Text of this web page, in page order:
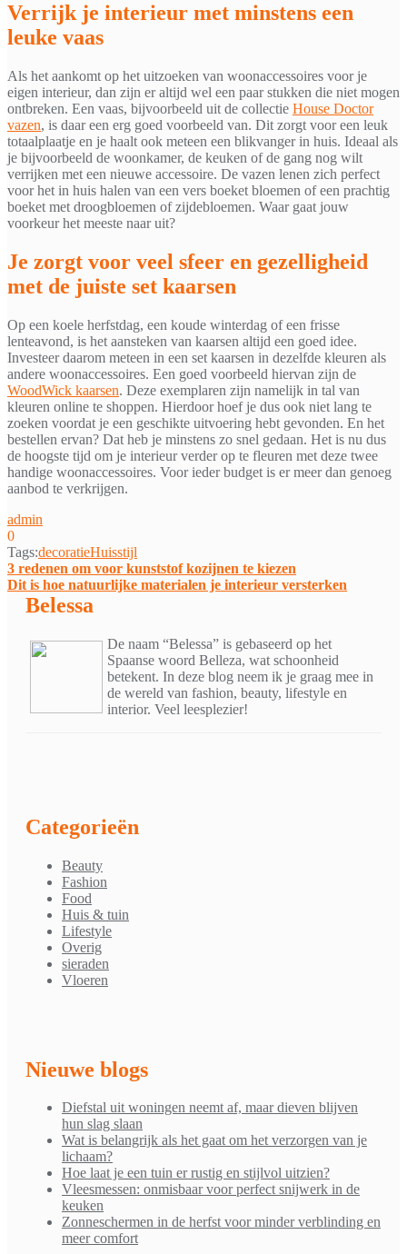
Verrijk je interieur met minstens een
leuke vaas
Als het aankomt op het uitzoeken van woonaccessoires voor je
eigen interieur, dan zijn er altijd wel een paar stukken die niet mogen
ontbreken. Een vaas, bijvoorbeeld uit de collectie House Doctor
vazen, is daar een erg goed voorbeeld van. Dit zorgt voor een leuk
totaalplaatje en je haalt ook meteen een blikvanger in huis. Ideaal als
je bijvoorbeeld de woonkamer, de keuken of de gang nog wilt
verrijken met een nieuwe accessoire. De vazen lenen zich perfect
voor het in huis halen van een vers boeket bloemen of een prachtig
boeket met droogbloemen of zijdebloemen. Waar gaat jouw
voorkeur het meeste naar uit?
Je zorgt voor veel sfeer en gezelligheid
met de juiste set kaarsen
Op een koele herfstdag, een koude winterdag of een frisse
lenteavond, is het aansteken van kaarsen altijd een goed idee.
Investeer daarom meteen in een set kaarsen in dezelfde kleuren als
andere woonaccessoires. Een goed voorbeeld hiervan zijn de
WoodWick kaarsen. Deze exemplaren zijn namelijk in tal van
kleuren online te shoppen. Hierdoor hoef je dus ook niet lang te
zoeken voordat je een geschikte uitvoering hebt gevonden. En het
bestellen ervan? Dat heb je minstens zo snel gedaan. Het is nu dus
de hoogste tijd om je interieur verder op te fleuren met deze twee
handige woonaccessoires. Voor ieder budget is er meer dan genoeg
aanbod te verkrijgen.
admin
0
Tags:decoratieHuisstijl
Bericht
navigatie
3 redenen om voor kunststof kozijnen te kiezen
Dit is hoe natuurlijke materialen je interieur versterken
Belessa
De naam “Belessa” is gebaseerd op het
Spaanse woord Belleza, wat schoonheid
betekent. In deze blog neem ik je graag mee in
de wereld van fashion, beauty, lifestyle en
interior. Veel leesplezier!
Categorieën
Beauty
Fashion
Food
Huis & tuin
Lifestyle
Overig
sieraden
Vloeren
Nieuwe blogs
Diefstal uit woningen neemt af, maar dieven blijven
hun slag slaan
Wat is belangrijk als het gaat om het verzorgen van je
lichaam?
Hoe laat je een tuin er rustig en stijlvol uitzien?
Vleesmessen: onmisbaar voor perfect snijwerk in de
keuken
Zonneschermen in de herfst voor minder verblinding en
meer comfort